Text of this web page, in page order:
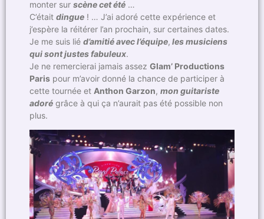
monter sur scène cet été …
C’était dingue ! … J’ai adoré cette expérience et
j’espère la réitérer l’an prochain, sur certaines dates.
Je me suis lié d’amitié avec l’équipe, les musiciens
qui sont justes fabuleux.
Je ne remercierai jamais assez Glam’ Productions
Paris pour m’avoir donné la chance de participer à
cette tournée et Anthon Garzon, mon guitariste
adoré grâce à qui ça n’aurait pas été possible non
plus.